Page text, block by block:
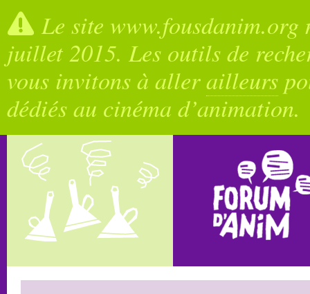
Le site
juillet 2015. Les outils de
vous invitons à allerailleurs
dédiés au cinéma d’animation.